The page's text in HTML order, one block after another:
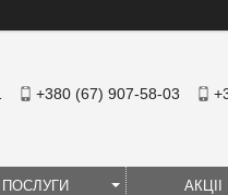
+380 (67) 907-58-03
ПОСЛУГИ АКЦІІ